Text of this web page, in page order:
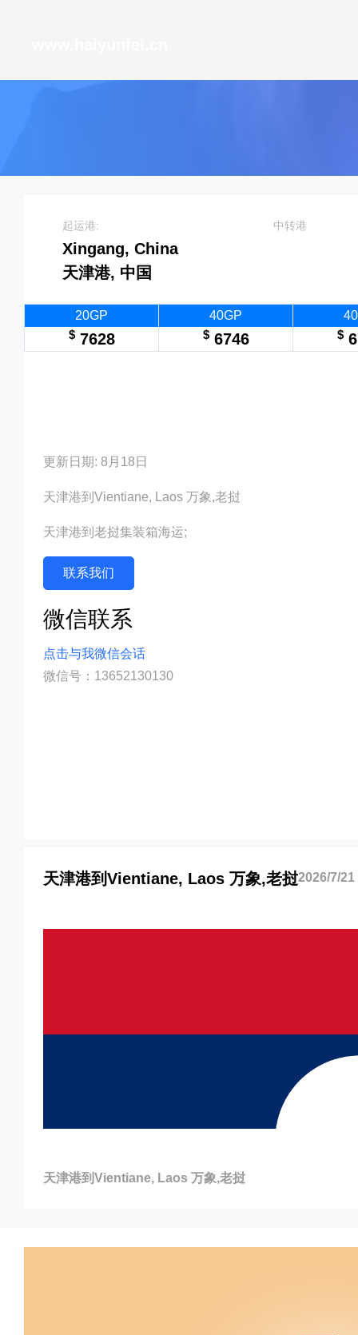
起运港:
Xingang, China
天津港, 中国
中转港
20GP
$7628
40GP
$6746
$
更新日期: 8月18日
天津港到Vientiane, Laos 万象,老挝
天津港到老挝集装箱海运;
联系我们
微信联系
点击与我微信会话
微信号：13652130130
天津港到Vientiane, Laos 万象,老挝2026/7/
天津港到Vientiane, Laos 万象,老挝